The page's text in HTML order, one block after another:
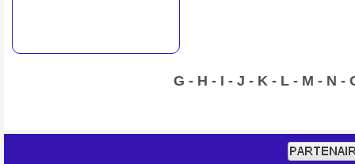
G - H - I -J - K - L - M - N -